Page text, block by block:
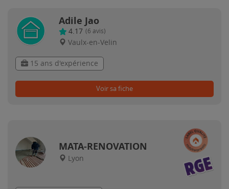
Adile Jao
4.17 (6 avis)
Vaulx-en-Velin
15 ans d'expérience
Voir sa fiche
MATA-RENOVATION
Lyon